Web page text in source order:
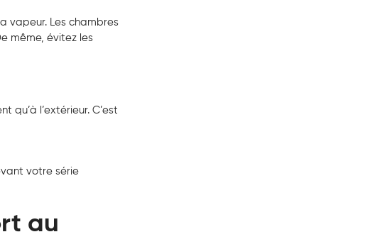
vapeur. Les chambres
même, évitez les
l’extérieur. C’est
votre série
au